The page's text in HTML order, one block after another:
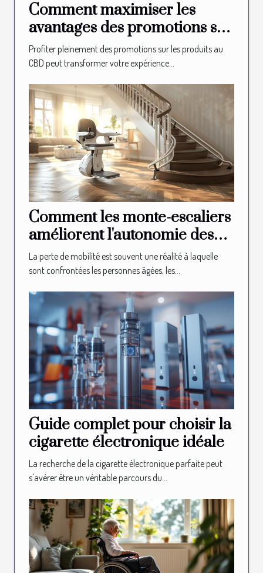
Comment maximiser les
avantages des promotions sur
les produits au CBD ?
Profiter pleinement des promotions sur les produits au
CBD peut transformer votre expérience...
Comment les monte-escaliers
améliorent l'autonomie des
seniors
La perte de mobilité est souvent une réalité à laquelle
sont confrontées les personnes âgées, les...
Guide complet pour choisir la
cigarette électronique idéale
La recherche de la cigarette électronique parfaite peut
s'avérer être un véritable parcours du...